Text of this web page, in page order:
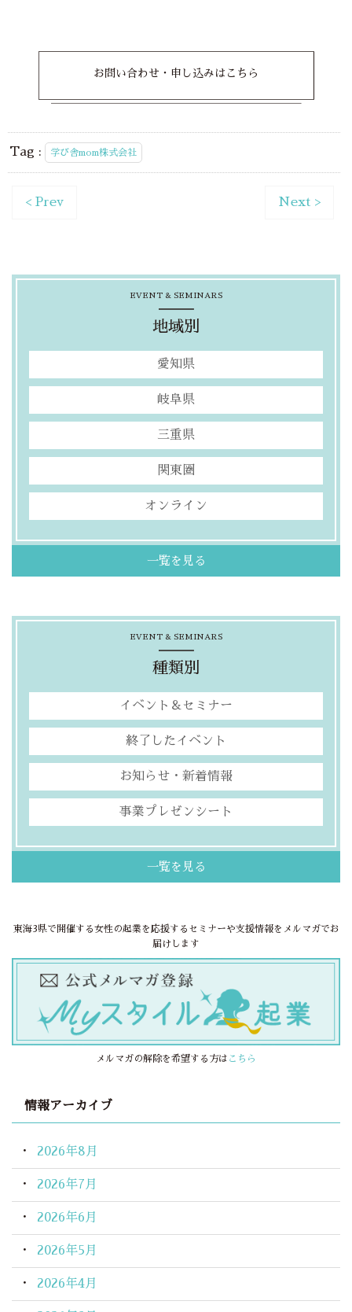
お問い合わせ・申し込みはこちら
Tag : 学び舎mom株式会社
< Prev Next >
EVENT & SEMINARS
地域別
愛知県
岐阜県
三重県
関東圏
オンライン
一覧を見る
EVENT & SEMINARS
種類別
イベント＆セミナー
終了したイベント
お知らせ・新着情報
事業プレゼンシート
一覧を見る
東海3県で開催する女性の起業を応援するセミナーや支援情報をメルマガでお
届けします
メルマガの解除を希望する方は こちら
情報アーカイブ
2026年8月
2026年7月
2026年6月
2026年5月
2026年4月